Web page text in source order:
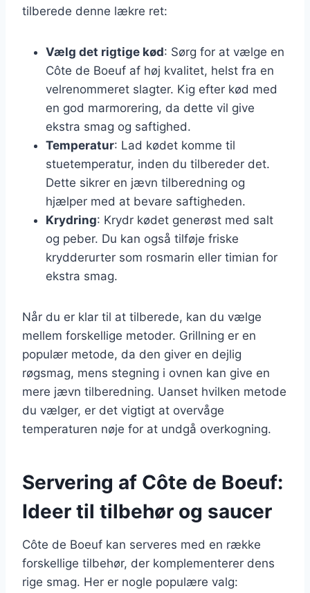
tilberede denne lækre ret:
Vælg det rigtige kød: Sørg for at vælge en
Côte de Boeuf af høj kvalitet, helst fra en
velrenommeret slagter. Kig efter kød med
en god marmorering, da dette vil give
ekstra smag og saftighed.
Temperatur: Lad kødet komme til
stuetemperatur, inden du tilbereder det.
Dette sikrer en jævn tilberedning og
hjælper med at bevare saftigheden.
Krydring: Krydr kødet generøst med salt
og peber. Du kan også tilføje friske
krydderurter som rosmarin eller timian for
ekstra smag.
Når du er klar til at tilberede, kan du vælge
mellem forskellige metoder. Grillning er en
populær metode, da den giver en dejlig
røgsmag, mens stegning i ovnen kan give en
mere jævn tilberedning. Uanset hvilken metode
du vælger, er det vigtigt at overvåge
temperaturen nøje for at undgå overkogning.
Servering af Côte de Boeuf:
Ideer til tilbehør og saucer
Côte de Boeuf kan serveres med en række
forskellige tilbehør, der komplementerer dens
rige smag. Her er nogle populære valg: